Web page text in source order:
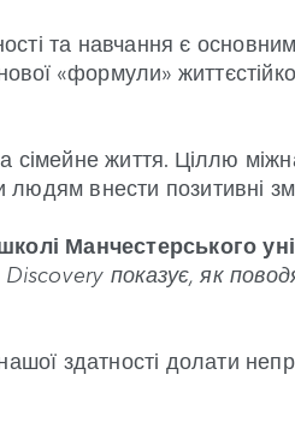
та навчання є
«формули»
життя. Ціллю
внести позитивні
Манчестерського
показує, як
здатності долати